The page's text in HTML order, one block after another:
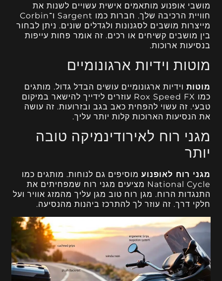
מושבי אופנוע מותאמים אישית עשויים לשנות את
חוויית הרכיבה שלך. חברות כמו Sargent ו־Corbin
מייצרות מושבים לסגנונות ולגדלים שונים. ניתן לבחור
בין מושבים קשיחים או רכים. זה אומר פחות עייפות
בנסיעות ארוכות.
מוטות וידיות ארגונומיים
מוטות וידיות ארגונומיים עושים הבדל גדול. מותגים
כמו Rox Speed FX עוזרים לידייך להישאר במיקום
טבעי. זה עשוי להפחית כאב בגב ובזרועות. זה עושה
את הנסיעות הארוכות קלות יותר עליך.
מגני רוח לאירודינמיקה טובה
יותר
מגני רוח לאופנוע מוסיפים גם לנוחות. מותגים כמו
National Cycle מציעים מגני רוח שמפחיתים את
התנגדות הרוח. מגן רוח טוב מגן עליך מהמזג אוויר ועל
חלקי דרך. זה עוזר לך להתרכז ביהנות מהנסיעה.